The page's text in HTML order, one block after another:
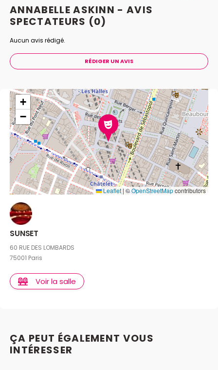
tout acoustique, ses musiciens de renom ont associé
leurs compétences artistiques et croisé leurs
différentes expériences du jazz, du classique, du blues,
du rock, du folk, de la country... À l’Enghien Jazz Festival
ANNABELLE ASKINN - AVIS
SPECTATEURS (0)
Aucun avis rédigé.
RÉDIGER UN AVIS
+
−
Leaflet |©OpenStreetMapcontributors
SUNSET
60 RUE DES LOMBARDS
75001 Paris
Voir la salle
ÇA PEUT ÉGALEMENT VOUS
INTÉRESSER